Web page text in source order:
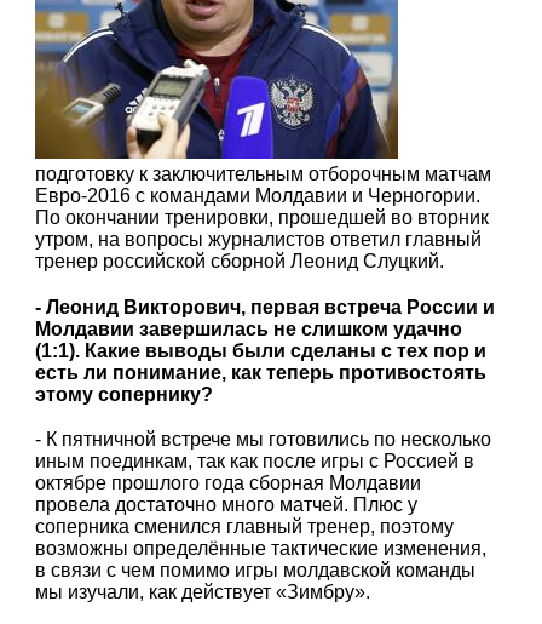
подготовку к заключительным отборочным матчам
Евро-2016 с командами Молдавии и Черногории.
По окончании тренировки, прошедшей во вторник
утром, на вопросы журналистов ответил главный
тренер российской сборной Леонид Слуцкий.
- Леонид Викторович, первая встреча России и
Молдавии завершилась не слишком удачно
(1:1). Какие выводы были сделаны с тех пор и
есть ли понимание, как теперь противостоять
этому сопернику?
- К пятничной встрече мы готовились по несколько
иным поединкам, так как после игры с Россией в
октябре прошлого года сборная Молдавии
провела достаточно много матчей. Плюс у
соперника сменился главный тренер, поэтому
возможны определённые тактические изменения,
в связи с чем помимо игры молдавской команды
мы изучали, как действует «Зимбру».